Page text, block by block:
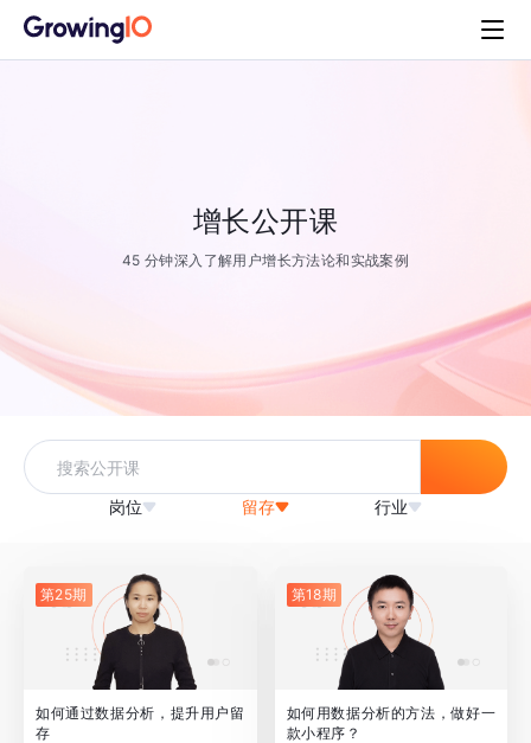
增长公开课
45 分钟深入了解用户增长方法论和实战案例
岗位 留存 行业
第25期
如何通过数据分析，提升用户留
存
第18期
如何用数据分析的方法，做好一
款小程序？